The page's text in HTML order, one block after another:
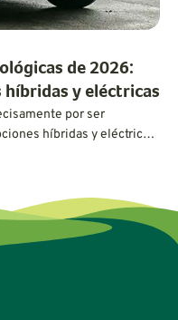
de 2026:
híbridas y eléctricas
por ser
híbridas y eléctricas